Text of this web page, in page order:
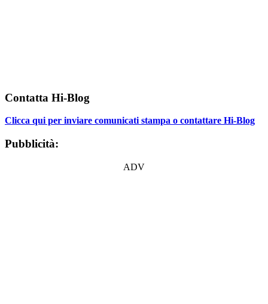
Contatta Hi-Blog
Clicca qui per inviare comunicati stampa o contattare Hi-Blog
Pubblicità:
ADV